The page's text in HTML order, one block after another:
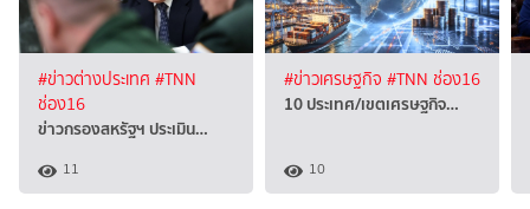
#ข่าวต่างประเทศ #TNN
ช่อง16
ข่าวกรองสหรัฐฯ ประเมิน…
11
#ข่าวเศรษฐกิจ #TNN ช่อง16
10 ประเทศ/เขตเศรษฐกิจ…
10